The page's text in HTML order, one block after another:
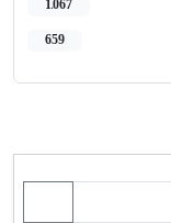
1,067
659